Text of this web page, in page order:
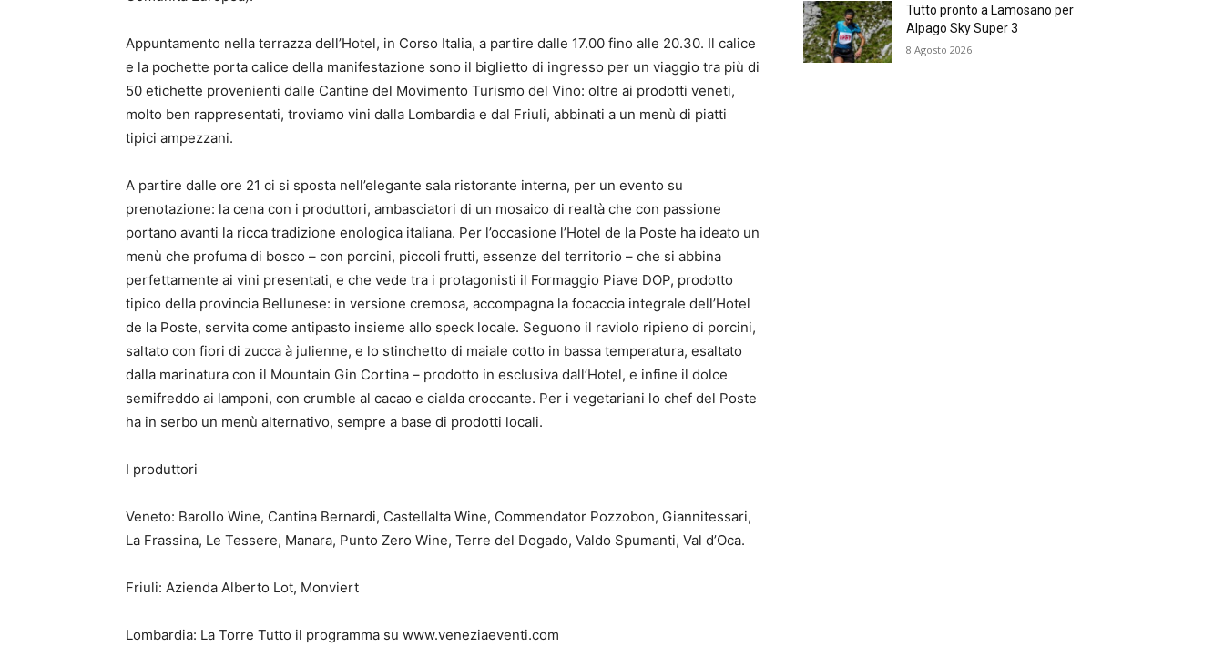
Appuntamento nella terrazza dell’Hotel, in Corso Italia, a partire dalle 17.00 fino alle 20.30. Il calice
e la pochette porta calice della manifestazione sono il biglietto di ingresso per un viaggio tra più di
50 etichette provenienti dalle Cantine del Movimento Turismo del Vino: oltre ai prodotti veneti,
molto ben rappresentati, troviamo vini dalla Lombardia e dal Friuli, abbinati a un menù di piatti
tipici ampezzani.
A partire dalle ore 21 ci si sposta nell’elegante sala ristorante interna, per un evento su
prenotazione: la cena con i produttori, ambasciatori di un mosaico di realtà che con passione
portano avanti la ricca tradizione enologica italiana. Per l’occasione l’Hotel de la Poste ha ideato un
menù che profuma di bosco – con porcini, piccoli frutti, essenze del territorio – che si abbina
perfettamente ai vini presentati, e che vede tra i protagonisti il Formaggio Piave DOP, prodotto
tipico della provincia Bellunese: in versione cremosa, accompagna la focaccia integrale dell’Hotel
de la Poste, servita come antipasto insieme allo speck locale. Seguono il raviolo ripieno di porcini,
saltato con fiori di zucca à julienne, e lo stinchetto di maiale cotto in bassa temperatura, esaltato
dalla marinatura con il Mountain Gin Cortina – prodotto in esclusiva dall’Hotel, e infine il dolce
semifreddo ai lamponi, con crumble al cacao e cialda croccante. Per i vegetariani lo chef del Poste
ha in serbo un menù alternativo, sempre a base di prodotti locali.
I produttori
Veneto: Barollo Wine, Cantina Bernardi, Castellalta Wine, Commendator Pozzobon, Giannitessari,
La Frassina, Le Tessere, Manara, Punto Zero Wine, Terre del Dogado, Valdo Spumanti, Val d’Oca.
Friuli: Azienda Alberto Lot, Monviert
Lombardia: La Torre Tutto il programma su www.veneziaeventi.com
Tutto pronto a Lamosano per
Alpago Sky Super 3
8 Agosto 2026